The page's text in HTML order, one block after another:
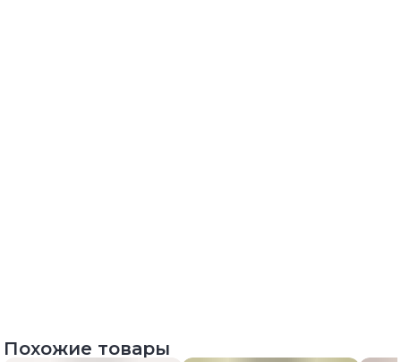
Похожие товары